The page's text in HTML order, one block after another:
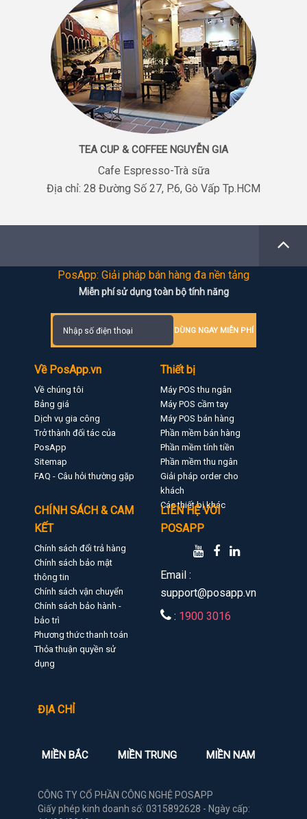
TEA CUP & COFFEE NGUYỄN GIA
Cafe Espresso-Trà sữa
Địa chỉ: 28 Đường Số 27, P.6, Gò Vấp Tp.HCM
PosApp: Giải pháp bán hàng đa nền tảng
Miễn phí sử dụng toàn bộ tính năng
DÙNG NGAY MIỄN PHÍ
Về PosApp.vn
Về chúng tôi
Bảng giá
Dịch vụ gia công
Trở thành đối tác của
PosApp
Sitemap
FAQ - Câu hỏi thường gặp
Thiết bị
Máy POS thu ngân
Máy POS cầm tay
Máy POS bán hàng
Phần mềm bán hàng
Phần mềm tính tiền
Phần mềm thu ngân
Giải pháp order cho
khách
Các thiết bị khác
CHÍNH SÁCH & CAM
KẾT
Chính sách đổi trả hàng
Chính sách bảo mật
thông tin
Chính sách vận chuyển
Chính sách bảo hành -
bảo trì
Phương thức thanh toán
Thỏa thuận quyền sử
dụng
LIÊN HỆ VỚI
POSAPP
Email :
support@posapp.vn
: 1900 3016
ĐỊA CHỈ
MIỀN BẮC MIỀN TRUNG MIỀN NAM
CÔNG TY CỔ PHẦN CÔNG NGHỆ POSAPP
Giấy phép kinh doanh số: 0315892628 - Ngày cấp: